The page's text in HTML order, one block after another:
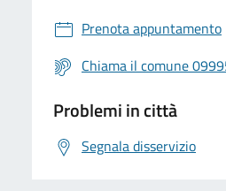
Prenota appuntamento
Chiama il comune
Problemi in città
Segnala disservizio